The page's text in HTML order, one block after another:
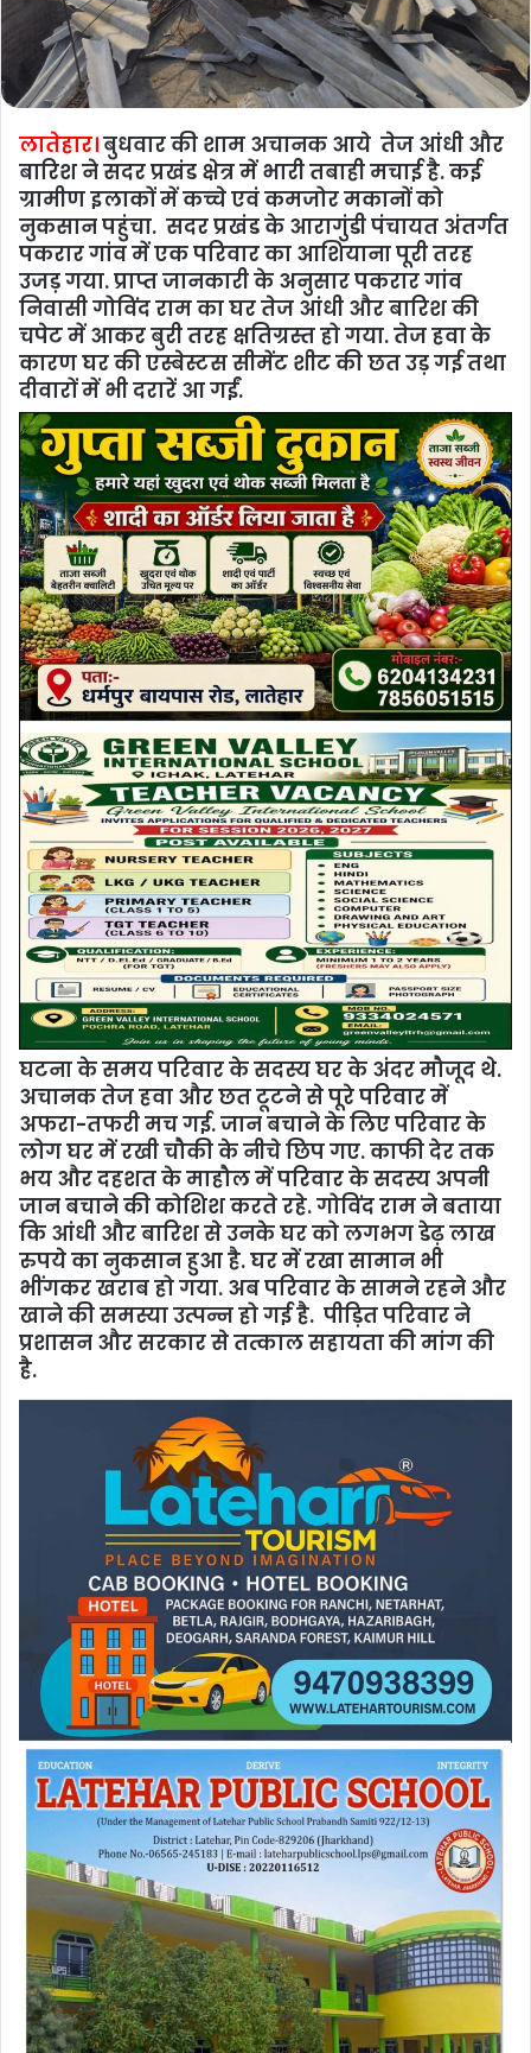
लातेहार।बुधवार की शाम अचानक आये तेज आंधी और
बारिश ने सदर प्रखंड क्षेत्र में भारी तबाही मचाई है. कई
ग्रामीण इलाकों में कच्चे एवं कमजोर मकानों को
नुकसान पहुंचा. सदर प्रखंड के आरागुंडी पंचायत अंतर्गत
पकरार गांव में एक परिवार का आशियाना पूरी तरह
उजड़ गया. प्राप्त जानकारी के अनुसार पकरार गांव
निवासी गोविंद राम का घर तेज आंधी और बारिश की
चपेट में आकर बुरी तरह क्षतिग्रस्त हो गया. तेज हवा के
कारण घर की एस्बेस्टस सीमेंट शीट की छत उड़ गई तथा
दीवारों में भी दरारें आ गईं.
घटना के समय परिवार के सदस्य घर के अंदर मौजूद थे.
अचानक तेज हवा और छत टूटने से पूरे परिवार में
अफरा-तफरी मच गई. जान बचाने के लिए परिवार के
लोग घर में रखी चौकी के नीचे छिप गए. काफी देर तक
भय और दहशत के माहौल में परिवार के सदस्य अपनी
जान बचाने की कोशिश करते रहे. गोविंद राम ने बताया
कि आंधी और बारिश से उनके घर को लगभग डेढ़ लाख
रुपये का नुकसान हुआ है. घर में रखा सामान भी
भींगकर खराब हो गया. अब परिवार के सामने रहने और
खाने की समस्या उत्पन्न हो गई है. पीड़ित परिवार ने
प्रशासन और सरकार से तत्काल सहायता की मांग की
है.